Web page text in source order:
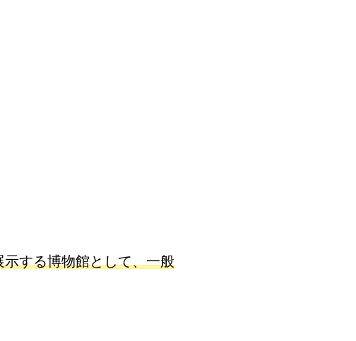
する博物館として、一般